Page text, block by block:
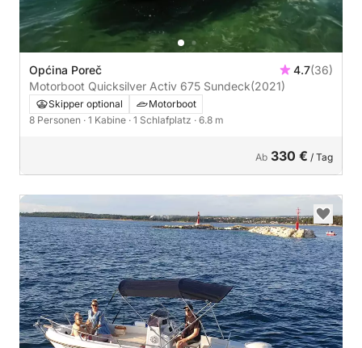
Općina Poreč 4.7(36)
Motorboot Quicksilver Activ 675 Sundeck(2021)
Skipper optional
Motorboot
8 Personen · 1 Kabine · 1 Schlafplatz · 6.8 m
Ab 330 € / Tag